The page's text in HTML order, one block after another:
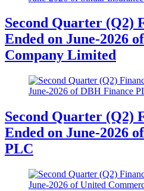
Second Quarter (Q2)
Ended on June-2026
Company Limited
Second Quarter (Q2)
Ended on June-2026
PLC